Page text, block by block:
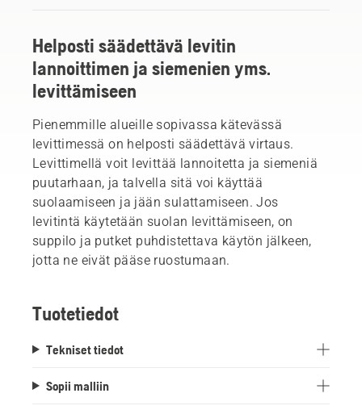
Helposti säädettävä levitin
lannoittimen ja siemenien yms.
levittämiseen
Pienemmille alueille sopivassa kätevässä
levittimessä on helposti säädettävä virtaus.
Levittimellä voit levittää lannoitetta ja siemeniä
puutarhaan, ja talvella sitä voi käyttää
suolaamiseen ja jään sulattamiseen. Jos
levitintä käytetään suolan levittämiseen, on
suppilo ja putket puhdistettava käytön jälkeen,
jotta ne eivät pääse ruostumaan.
Tuotetiedot
Tekniset tiedot
Sopii malliin